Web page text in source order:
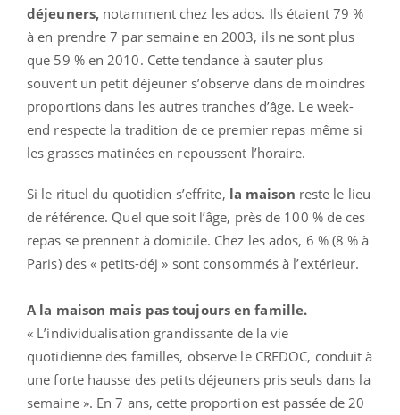
déjeuners, notamment chez les ados. Ils étaient 79 %
à en prendre 7 par semaine en 2003, ils ne sont plus
que 59 % en 2010. Cette tendance à sauter plus
souvent un petit déjeuner s’observe dans de moindres
proportions dans les autres tranches d’âge. Le week-
end respecte la tradition de ce premier repas même si
les grasses matinées en repoussent l’horaire.
Si le rituel du quotidien s’effrite, la maison reste le lieu
de référence. Quel que soit l’âge, près de 100 % de ces
repas se prennent à domicile. Chez les ados, 6 % (8 % à
Paris) des « petits-déj » sont consommés à l’extérieur.
A la maison mais pas toujours en famille.
« L’individualisation grandissante de la vie
quotidienne des familles, observe le CREDOC, conduit à
une forte hausse des petits déjeuners pris seuls dans la
semaine ». En 7 ans, cette proportion est passée de 20